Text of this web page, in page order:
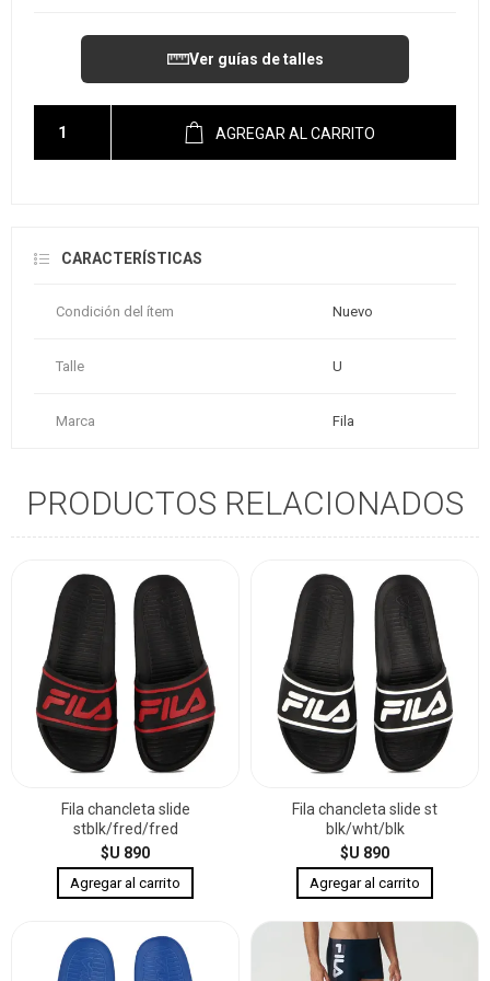
Ver guías de talles
AGREGAR AL CARRITO
CARACTERÍSTICAS
Condición del ítem Nuevo
Talle U
Marca Fila
PRODUCTOS RELACIONADOS
Fila chancleta slide
stblk/fred/fred
$U 890
Fila chancleta slide st
blk/wht/blk
$U 890